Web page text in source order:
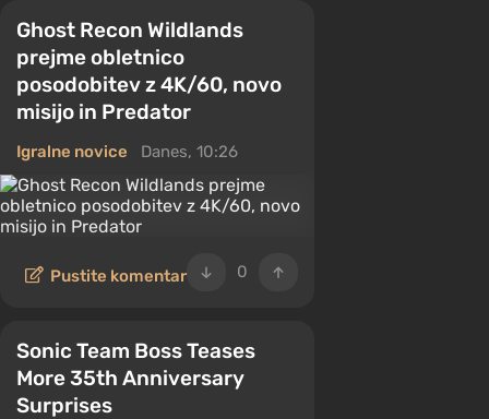
Ghost Recon Wildlands
prejme obletnico
posodobitev z 4K/60, novo
misijo in Predator
Igralne novice Danes, 10:26
0
Pustite komentar
Sonic Team Boss Teases
More 35th Anniversary
Surprises